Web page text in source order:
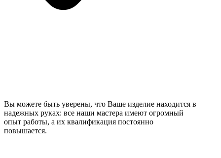
Вы можете быть уверены, что Ваше изделие находится в
надежных руках: все наши мастера имеют огромный
опыт работы, а их квалификация постоянно
повышается.